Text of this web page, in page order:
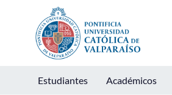
Click acá para ir directamente al contenido
Estudiantes Académicos